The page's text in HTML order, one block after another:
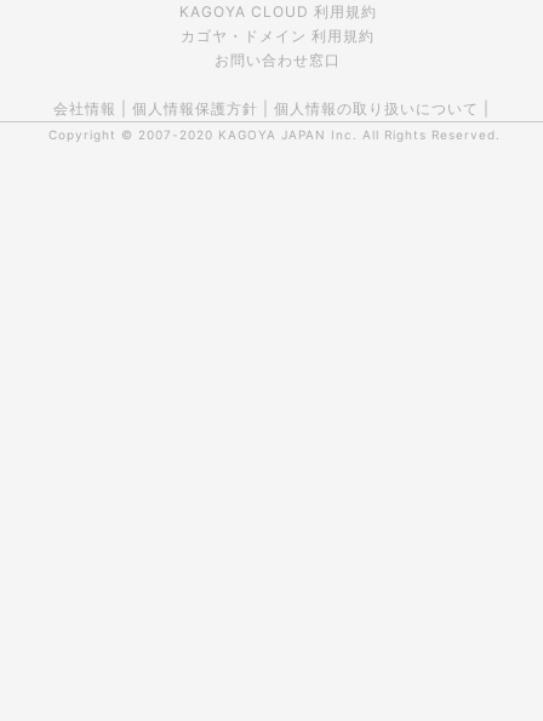
KAGOYA CLOUD 利用規約
カゴヤ・ドメイン 利用規約
お問い合わせ窓口
会社情報 個人情報保護方針 個人情報の取り扱いについて
Copyright © 2007-2020 KAGOYA JAPAN Inc. All Rights Reserved.